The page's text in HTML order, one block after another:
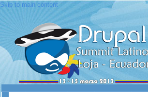
Skip to main content